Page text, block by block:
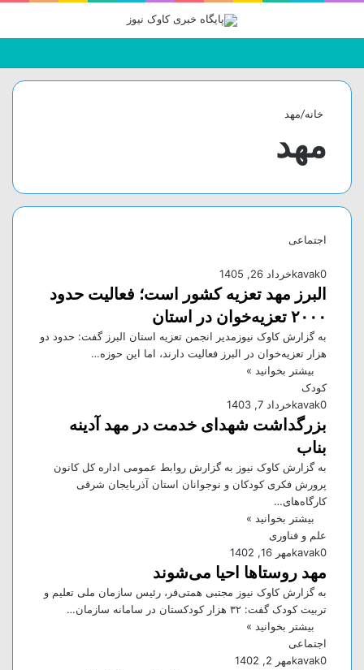
خانه/مهد
مهد
اجتماعی
kavakخرداد 26, 1405 0
البرز مهد تعزیه کشور است؛ فعالیت حدود
۲۰۰۰ تعزیه‌خوان در استان
به گزارش کاوک نیوزمدیر انجمن تعزیه استان البرز گفت: حدود دو
هزار تعزیه‌خوان در البرز فعالیت دارند، اما این حوزه…
بیشتر بخوانید »
کودک
kavakخرداد 7, 1403 0
بزرگداشت شهدای خدمت در مهد آدینه
بناب
به گزارش کاوک نیوز به گزارش روابط عمومی اداره کل کانون
پرورش فکری کودکان و نوجوانان استان آذربایجان شرقی
کارگاه‌های…
بیشتر بخوانید »
علم و فناوری
kavakمهر 16, 1402 0
مهد روستاها احیا می‌شوند
به گزارش کاوک نیوز مجتبی همتی‌فر، رئیس سازمان ملی تعلیم و
تربیت کودک گفت: ۳۲ هزار کودکستان در سامانه سازمان…
بیشتر بخوانید »
اجتماعی
kavakمهر 2, 1402 0